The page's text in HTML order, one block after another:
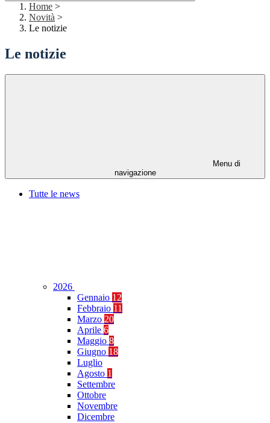
Home >
Novità >
Le notizie
Le notizie
Menu di
navigazione
Tutte le news
2026
Gennaio 12
Febbraio 11
Marzo 20
Aprile 6
Maggio 8
Giugno 18
Luglio
Agosto 1
Settembre
Ottobre
Novembre
Dicembre